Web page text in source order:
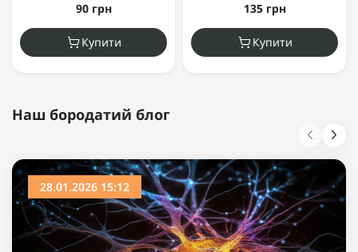
90 грн
Купити
135 грн
Купити
Наш бородатий блог
28.01.2026 15:12